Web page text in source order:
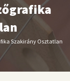
Szakirány Osztatlan